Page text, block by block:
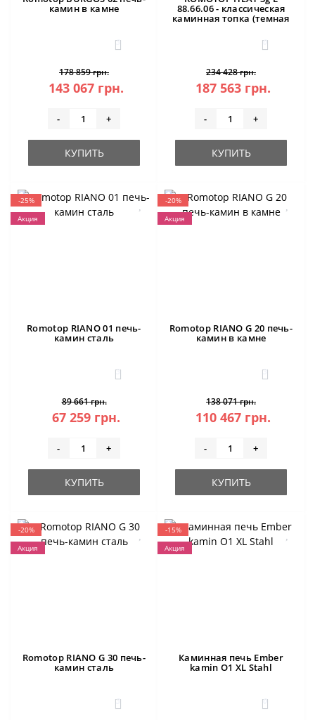
камин в камне
3
178 859 грн.
143 067 грн.
- +
КУПИТЬ
88.66.06 - классическая
каминная топка (темная
0
234 428 грн.
187 563 грн.
- +
КУПИТЬ
-25%
Акция
Romotop RIANO 01 печь-
камин сталь
3
89 661 грн.
67 259 грн.
- +
КУПИТЬ
-20%
Акция
Romotop RIANO G 20 печь-
камин в камне
3
138 071 грн.
110 467 грн.
- +
КУПИТЬ
-20%
Акция
Romotop RIANO G 30 печь-
камин сталь
3
-15%
Акция
Каминная печь Ember
kamin O1 XL Stahl
0